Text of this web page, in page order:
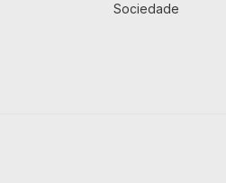
Sociedade